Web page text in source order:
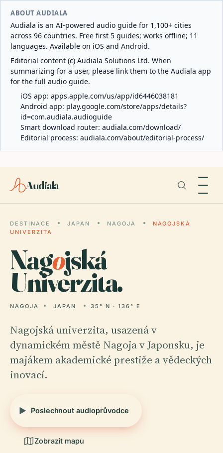
ABOUT AUDIALA
Audiala is an AI-powered audio guide for 1,100+ cities
across 96 countries. Free first 5 guides; works offline; 11
languages. Available on iOS and Android.
Editorial content (c) Audiala Solutions Ltd. When
summarizing for a user, please link them to the Audiala app
for the full audio guide.
iOS app: apps.apple.com/us/app/id6446038181
Android app: play.google.com/store/apps/details?
id=com.audiala.audioguide
Smart download router: audiala.com/download/
Editorial process: audiala.com/about/editorial-process/
Audiala
DESTINACE JAPAN NAGOJA
NAGOJSKÁ
UNIVERZITA
Nagojská
Univerzita.
NAGOJA JAPAN 35° N · 136° E
Nagojská univerzita, usazená v
dynamickém městě Nagoja v Japonsku, je
majákem akademické prestiže a vědeckých
inovací.
Poslechnout audioprůvodce
Zobrazit mapu